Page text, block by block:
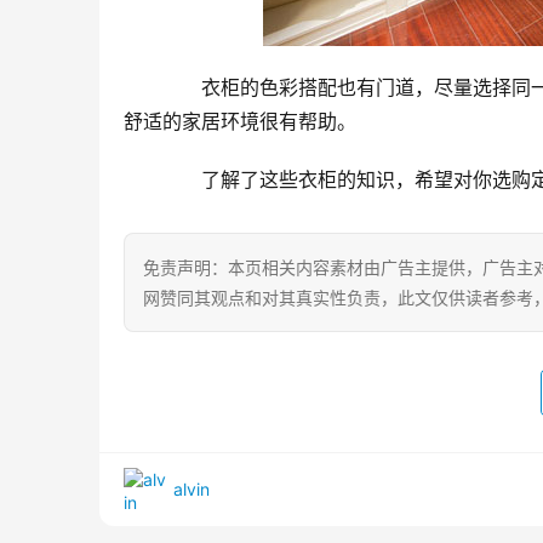
衣柜的色彩搭配也有门道，尽量选择同
舒适的家居环境很有帮助。
了解了这些衣柜的知识，希望对你选购
免责声明：本页相关内容素材由广告主提供，广告
网赞同其观点和对其真实性负责，此文仅供读者参考
alvin